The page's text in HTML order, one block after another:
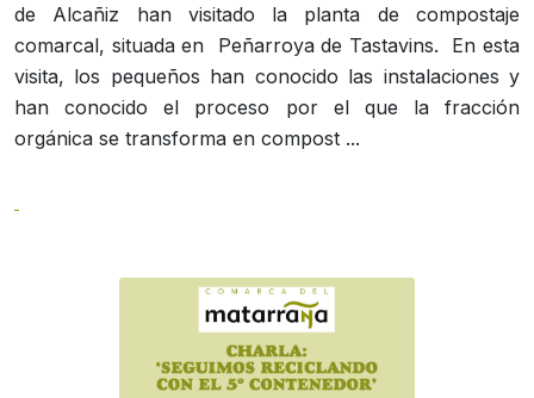
de Alcañiz han visitado la planta de compostaje
comarcal, situada en Peñarroya de Tastavins. En esta
visita, los pequeños han conocido las instalaciones y
han conocido el proceso por el que la fracción
orgánica se transforma en compost ...